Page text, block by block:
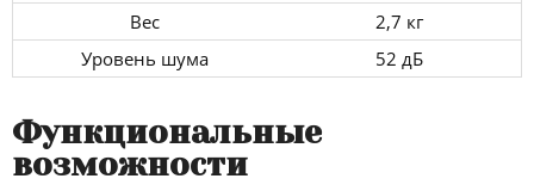
Вес
2,7 кг
Уровень шума
52 дБ
Функциональные
возможности